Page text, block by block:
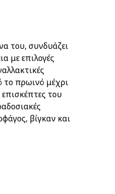
του, συνδυάζει
με επιλογές
το πρωινό μέχρι
του
βίγκαν και